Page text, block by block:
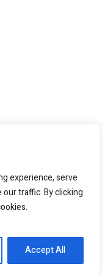
experience, serve
traffic. By clicking
Accept All